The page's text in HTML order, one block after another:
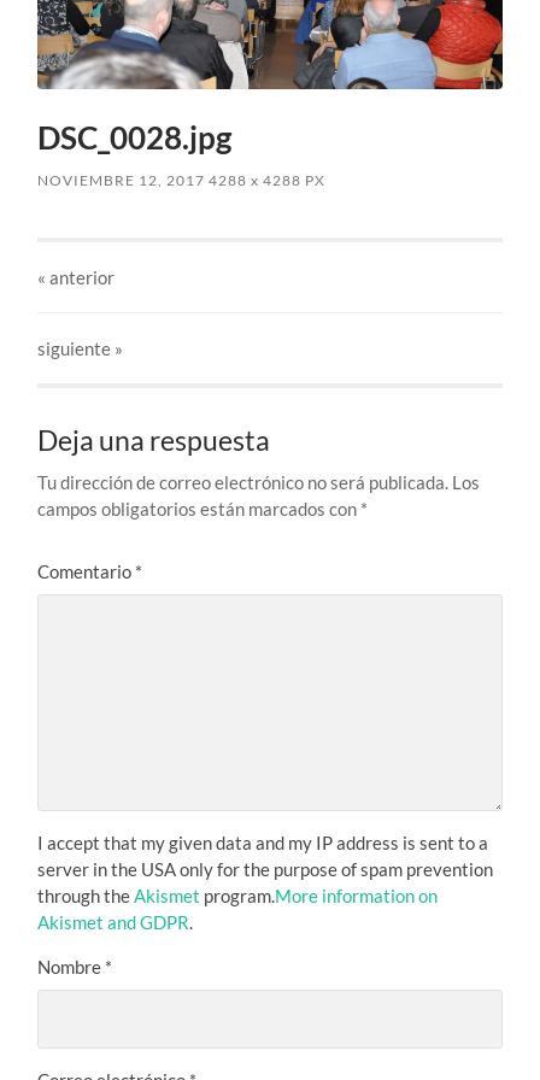
DSC_0028.jpg
NOVIEMBRE 12, 2017 4288x 4288 PX
«anterior
siguiente »
Deja una respuesta
Tu dirección de correo electrónico no será publicada. Los
campos obligatorios están marcados con *
Comentario *
I accept that my given data and my IP address is sent to a
server in the USA only for the purpose of spam prevention
through theAkismet program.More information on
Akismet and GDPR.
Nombre *